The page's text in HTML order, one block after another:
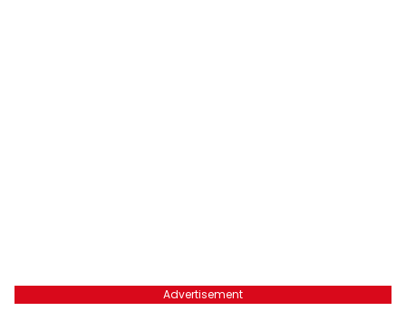
Advertisement